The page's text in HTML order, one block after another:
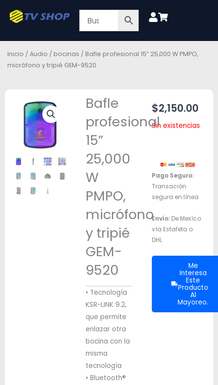
Inicio / Audio / bocinas / Bafle profesional 15” 25,000 W PMPO,
micrófono y tripié GEM-9520
Bafle
profesional
15”
25,000
W
PMPO,
micrófono
y tripié
GEM-
9520
• Tecnología
KSR-LINK 9.2,
que permite
enlazar otra
bocina con la
misma
tecnología
• Bluetooth®
$2,150.00
Sin existencias
Pago Seguro:
Transación
segura en línea
Envío:De Mexíco
vía Estafeta o
DHL
Me
Interesa
Este
Producto
Al
Mayoreo.